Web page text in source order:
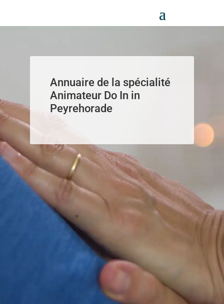
Annuaire de la spécialité
Animateur Do In in
Peyrehorade